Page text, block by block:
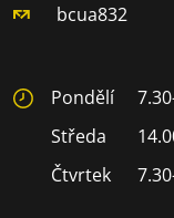
bcua832
Pondělí
Středa
Čtvrtek